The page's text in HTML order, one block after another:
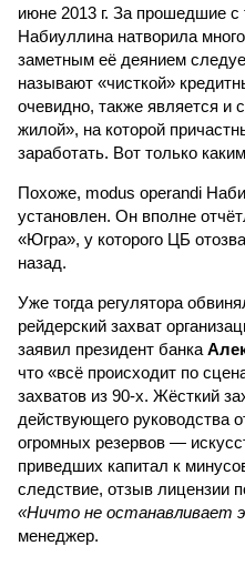
июне 2013 г. За прошедшие с
Набиуллина натворила
заметным её деянием
называют «чисткой»
очевидно, также является и
жилой», на которой
заработать. Вот только
Похоже, modus operandi
установлен. Он вполне
«Югра», у которого ЦБ
назад.
Уже тогда регулятора
рейдерский захват
заявил президент банка
что «всё происходит по
захватов из 90-х. Жёсткий
действующего руководства
огромных резервов —
приведших капитал к
следствие, отзыв лицензии
«Ничто не останавливает
менеджер.